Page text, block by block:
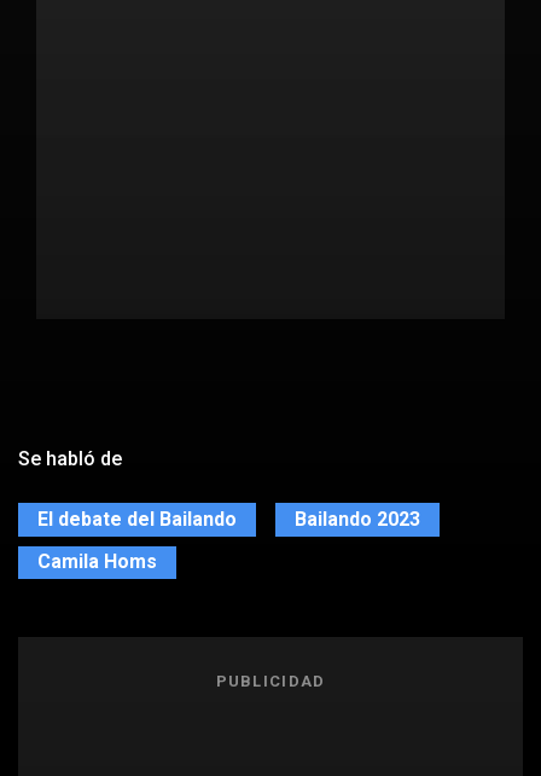
Se habló de
El debate del Bailando
Bailando 2023
Camila Homs
PUBLICIDAD